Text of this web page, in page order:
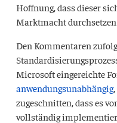
Hoffnung, dass dieser
Marktmacht durchsetzen
Den Kommentaren
Microsoft eingereichte
anwendungsunabhängig
zugeschnitten, dass es
vollständig